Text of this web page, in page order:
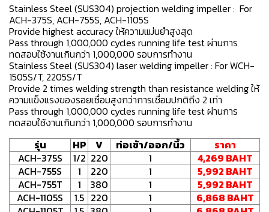
Stainless Steel (SUS304) projection welding impeller : For
ACH-375S, ACH-755S, ACH-1105S
Provide highest accuracy ให้ความแม่นยำสูงสุด
Pass through 1,000,000 cycles running life test ผ่านการ
ทดสอบใช้งานเกินกว่า 1,000,000 รอบการทำงาน
Stainless Steel (SUS304) laser welding impeller : For WCH-
1505S/T, 2205S/T
Provide 2 times welding strength than resistance welding ให้
ความแข็งแรงของรอยเชื่อมสูงกว่าการเชื่อมปกติถึง 2 เท่า
Pass through 1,000,000 cycles running life test ผ่านการ
ทดสอบใช้งานเกินกว่า 1,000,000 รอบการทำงาน
รุ่น
HP V ท่อเข้า/ออก/นิ้ว
ราคา
ACH-375S
1/2 220 1
4,269 BAHT
ACH-755S
1 220 1
5,992 BAHT
ACH-755T
1 380 1
5,992 BAHT
ACH-1105S
1.5 220 1
6,868 BAHT